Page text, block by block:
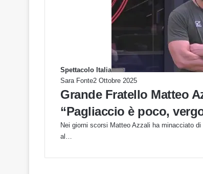
Spettacolo Italia
Sara Fonte2 Ottobre 2025
Grande Fratello Matteo
“Pagliaccio è poco,
Nei giorni scorsi Matteo Azzali ha minacciato
al…